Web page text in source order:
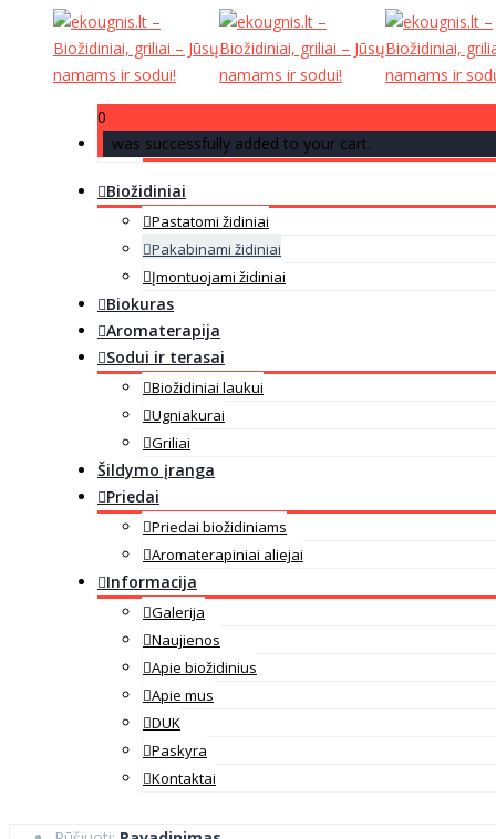
0
was successfully added to your cart.
Biožidiniai
Pastatomi židiniai
Pakabinami židiniai
Įmontuojami židiniai
Biokuras
Aromaterapija
Sodui ir terasai
Biožidiniai laukui
Ugniakurai
Griliai
Šildymo įranga
Priedai
Priedai biožidiniams
Aromaterapiniai aliejai
Informacija
Galerija
Naujienos
Apie biožidinius
Apie mus
DUK
Paskyra
Kontaktai